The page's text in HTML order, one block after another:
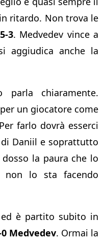
ritardo. Non trova le
5-3. Medvedev vince a
aggiudica anche la
parla chiaramente.
un giocatore come
farlo dovrà esserci
Daniil e soprattutto
la paura che lo
non lo sta facendo
è partito subito in
0 Medvedev. Ormai la